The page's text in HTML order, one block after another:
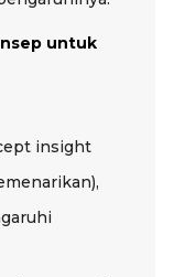
untuk
insight